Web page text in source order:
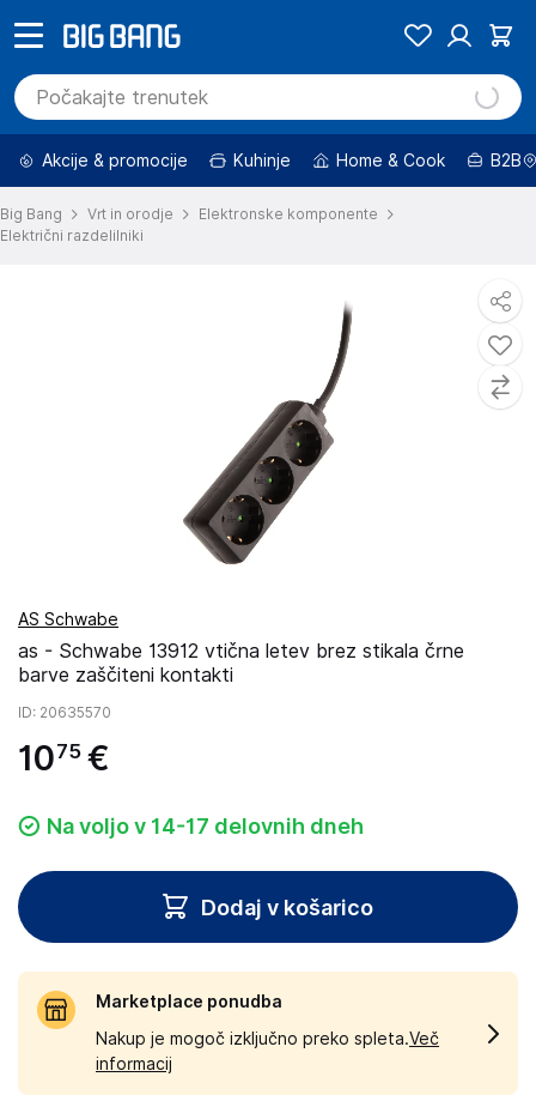
Akcije & promocije Kuhinje Home & Cook B2B
Big Bang Vrt in orodje
Elektronske komponente
Električni razdelilniki
AS Schwabe
as - Schwabe 13912 vtična letev brez stikala črne
barve zaščiteni kontakti
ID: 20635570
1075 €
Na voljo v 14-17 delovnih dneh
Dodaj v košarico
Marketplace ponudba
Nakup je mogoč izključno preko spleta.Več
informacij